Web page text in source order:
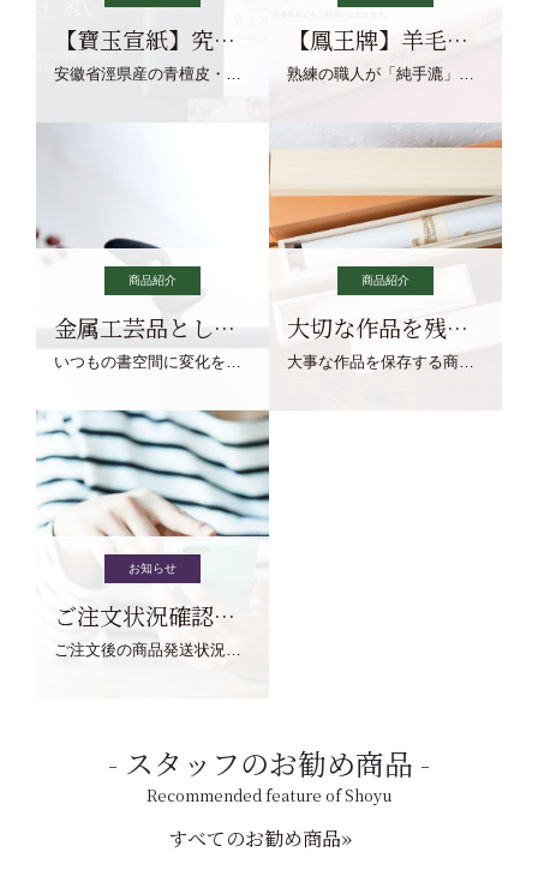
【寶玉宣紙】究極の純粋な宣紙を目指す寶玉宣紙 【鳳王牌】羊毛筆×濃墨での揮毫に最適な宣紙系画仙紙
商品紹介
金属工芸品としての文鎮
商品紹介
大切な作品を残す作品保存商品
お知らせ
ご注文状況確認について
スタッフのお勧め商品
Recommended feature of Shoyu
すべてのお勧め商品»